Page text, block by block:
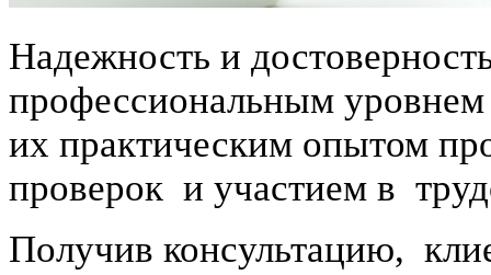
Надежность и
профессиональным уровнем
их практическим опытом
проверок и участием в
Получив консультацию,